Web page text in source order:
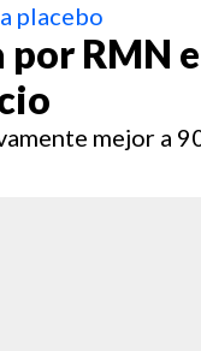
placebo
RMN
mejor a